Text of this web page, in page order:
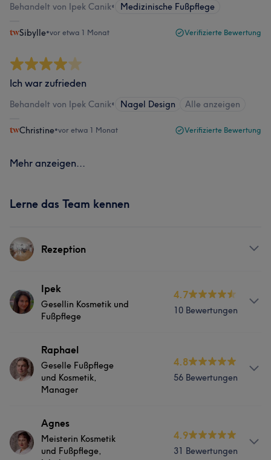
Behandelt von Ipek Canik• Medizinische Fußpflege
Sibylle•vor etwa 1 Monat Verifizierte Bewertung
Ich war zufrieden
Behandelt von Ipek Canik• Nagel Design Alle anzeigen
Christine•vor etwa 1 Monat Verifizierte Bewertung
Mehr anzeigen...
Lerne das Team kennen
Rezeption
Services
Gesicht
Ipek
Gesellin Kosmetik und
Fußpflege
4.7
10 Bewertungen
Services
Nägel Körper Gesicht Massage
Raphael
Geselle Fußpflege
und Kosmetik,
Manager
4.8
56 Bewertungen
Zusatzausbildung: Conversiologie 2023-2024 Harz-
Epilation Körper 2023-2024 Ultraschall Regeneration
Agnes
Meisterin Kosmetik
und Fußpflege,
4.9
31 Bewertungen